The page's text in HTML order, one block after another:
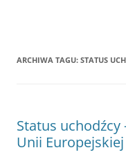
ARCHIWA TAGU: STATUS
Status uchodźcy
Unii Europejskiej